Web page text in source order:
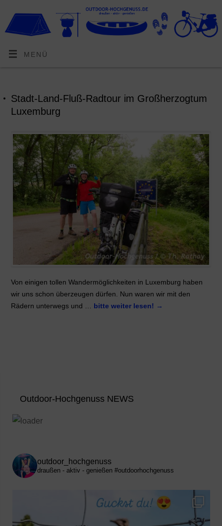
MENÜ
Stadt-Land-Fluß-Radtour im Großherzogtum
Luxemburg
Von einigen tollen Wandermöglichkeiten in Luxemburg haben
wir uns schon überzeugen dürfen. Nun waren wir mit den
Rädern unterwegs und … bitte weiter lesen! →
Outdoor-Hochgenuss NEWS
outdoor_hochgenuss
draußen - aktiv - genießen #outdoorhochgenuss